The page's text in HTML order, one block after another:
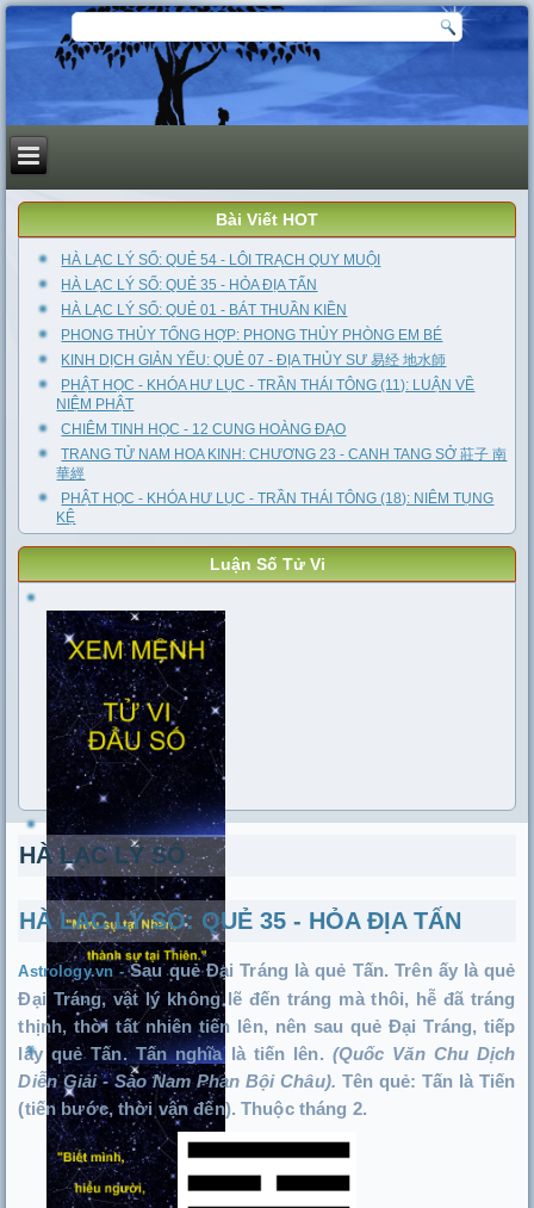
Bài Viết HOT
HÀ LẠC LÝ SỐ: QUẺ 54 - LÔI TRẠCH QUY MUỘI
HÀ LẠC LÝ SỐ: QUẺ 35 - HỎA ĐỊA TẤN
HÀ LẠC LÝ SỐ: QUẺ 01 - BÁT THUẦN KIỀN
PHONG THỦY TỔNG HỢP: PHONG THỦY PHÒNG EM BÉ
KINH DỊCH GIẢN YẾU: QUẺ 07 - ĐỊA THỦY SƯ 易经 地水師
PHẬT HỌC - KHÓA HƯ LỤC - TRẦN THÁI TÔNG (11): LUẬN VỀ
NIỆM PHẬT
CHIÊM TINH HỌC - 12 CUNG HOÀNG ĐẠO
TRANG TỬ NAM HOA KINH: CHƯƠNG 23 - CANH TANG SỞ 莊子 南
華經
PHẬT HỌC - KHÓA HƯ LỤC - TRẦN THÁI TÔNG (18): NIÊM TỤNG
KỆ
Luận Số Tử Vi
HÀ LẠC LÝ SỐ
HÀ LẠC LÝ SỐ: QUẺ 35 - HỎA ĐỊA TẤN
Astrology.vn -Sau quẻ Đại Tráng là quẻ Tấn. Trên ấy là quẻ
Đại Tráng, vật lý không lẽ đến tráng mà thôi, hễ đã tráng
thịnh, thời tất nhiên tiến lên, nên sau quẻ Đại Tráng, tiếp
lấy quẻ Tấn. Tấn nghĩa là tiến lên. (Quốc Văn Chu Dịch
Diễn Giải - Sào Nam Phan Bội Châu). Tên quẻ: Tấn là Tiến
(tiến bước, thời vận đến). Thuộc tháng 2.